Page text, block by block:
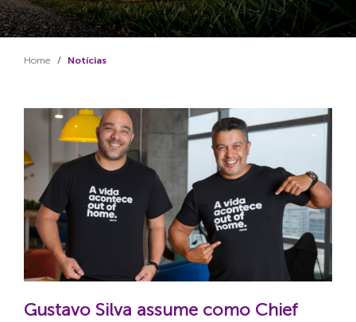
Home Notícias
Gustavo Silva assume como Chief